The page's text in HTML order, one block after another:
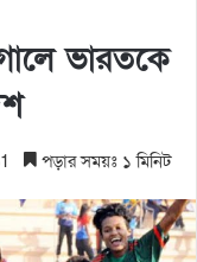
ভারতকে
পড়ার সময়ঃ ১ মিনিট